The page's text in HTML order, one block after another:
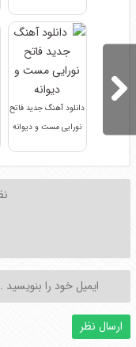
دانلود آهنگ جدید فاتح
نورایی مست و دیوانه